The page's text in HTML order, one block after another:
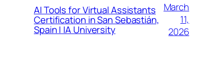
AI Tools for Virtual Assistants
Certification in San Sebastián,
Spain | IA University
March
11,
2026